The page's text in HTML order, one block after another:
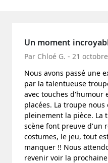
Un moment
Par Chloé G. - 21
Nous avons passé une
par la talentueuse
avec touches d'humour
placées. La troupe
pleinement la pièce. La
scène font preuve d'un
costumes, le jeu, tout
manquer !! Nous
revenir voir la